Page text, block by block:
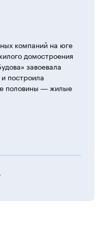
компаний на юге
домостроения
завоевала
построила
половины — жилые